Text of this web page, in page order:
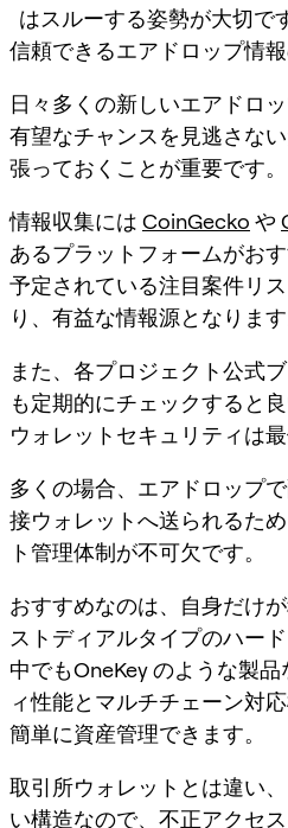
はスルーする姿勢が大切で
信頼できるエアドロップ情
日々多くの新しいエアドロ
有望なチャンスを見逃さな
張っておくことが重要です。
情報収集には CoinGecko や
あるプラットフォームがお
予定されている注目案件リ
り、有益な情報源となります
また、各プロジェクト公式
も定期的にチェックすると良
ウォレットセキュリティは
多くの場合、エアドロップ
接ウォレットへ送られるた
ト管理体制が不可欠です。
おすすめなのは、自身だけ
ストディアルタイプのハー
中でもOneKey のような製
ィ性能とマルチチェーン対
簡単に資産管理できます。
取引所ウォレットとは違い
い構造なので、不正アクセ